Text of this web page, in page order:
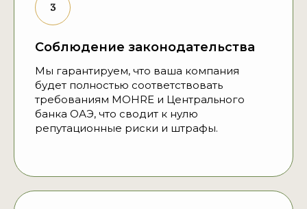
Соблюдение законодательства
Мы гарантируем, что ваша компания
будет полностью соответствовать
требованиям MOHRE и Центрального
банка ОАЭ, что сводит к нулю
репутационные риски и штрафы.